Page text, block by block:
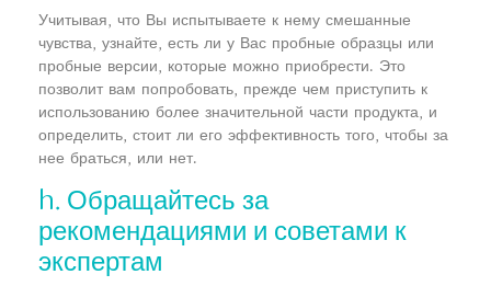
Учитывая, что Вы испытываете к нему смешанные
чувства, узнайте, есть ли у Вас пробные образцы или
пробные версии, которые можно приобрести. Это
позволит вам попробовать, прежде чем приступить к
использованию более значительной части продукта, и
определить, стоит ли его эффективность того, чтобы за
нее браться, или нет.
h. Обращайтесь за
рекомендациями и советами к
экспертам